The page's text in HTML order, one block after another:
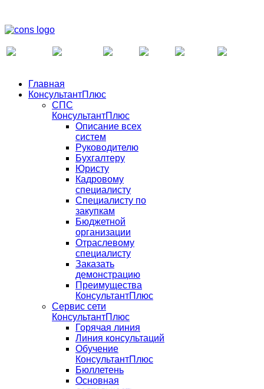
Главная
КонсультантПлюс
СПС
КонсультантПлюс
Описание всех
систем
Руководителю
Бухгалтеру
Юристу
Кадровому
специалисту
Специалисту по
закупкам
Бюджетной
организации
Отраслевому
специалисту
Заказать
демонстрацию
Преимущества
КонсультантПлюс
Сервис сети
КонсультантПлюс
Горячая линия
Линия консультаций
Обучение
КонсультантПлюс
Бюллетень
Основная